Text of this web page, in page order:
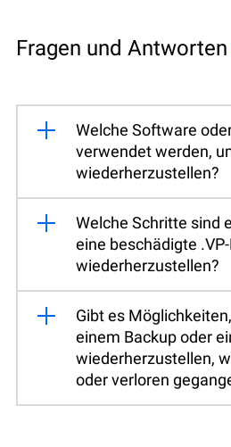
Fragen und Antworten
Welche Software
verwendet werden,
wiederherzustellen?
Welche Schritte sind
eine beschädigte
wiederherzustellen?
Gibt es
einem Backup oder
wiederherzustellen,
oder verloren